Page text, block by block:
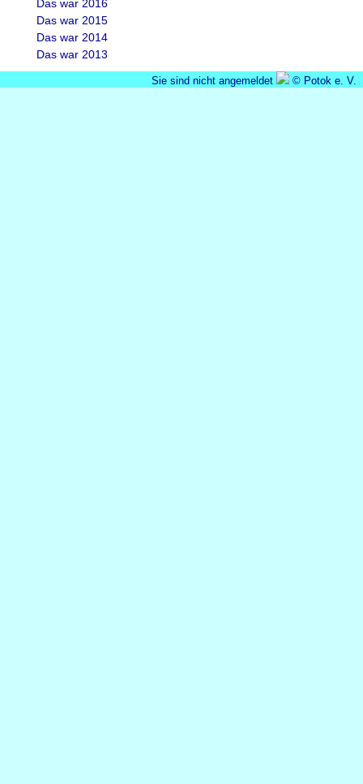
Das war 2016
Das war 2015
Das war 2014
Das war 2013
Sie sind nicht angemeldet © Potok e. V.